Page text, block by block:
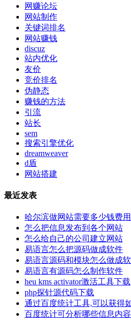
网赚论坛
网站制作
关键词排名
网站赚钱
discuz
站内优化
友价
竞价排名
伪静态
赚钱的方法
引流
站长
sem
搜索引擎优化
dreamweaver
d盾
网站搭建
最近发表
哈尔滨做网站需要多少钱费用
怎么把信息发布到各个网站
怎么给自己的公司建立网站
易语言怎么把源码做成软件
易语言源码和模块怎么做成
易语言有源码怎么制作软件
heu kms activator激活工具下载
php探针源代码下载
通过百度统计工具,可以获得
百度统计可分析哪些信息内